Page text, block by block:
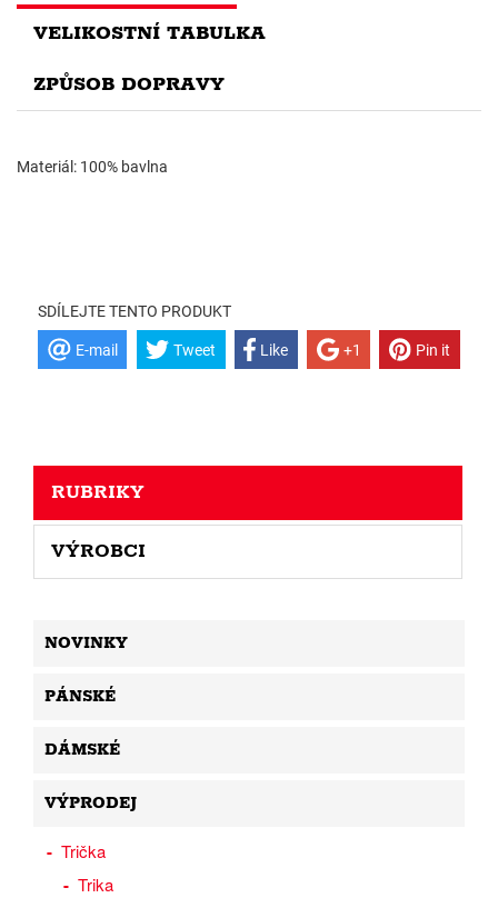
VELIKOSTNÍ TABULKA
ZPŮSOB DOPRAVY
Materiál: 100% bavlna
SDÍLEJTE TENTO PRODUKT
E-mail Tweet Like +1 Pin it
RUBRIKY
VÝROBCI
NOVINKY
PÁNSKÉ
DÁMSKÉ
VÝPRODEJ
Trička
Trika